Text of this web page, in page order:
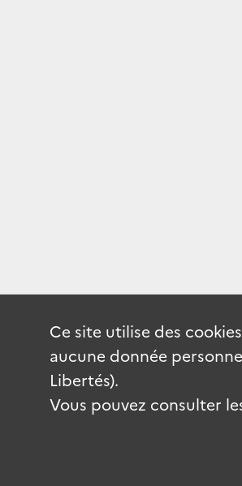
Ce site utilise des cookies
aucune donnée
Libertés).
Vous pouvez consulter